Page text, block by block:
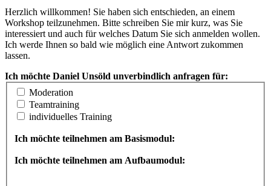
Herzlich willkommen! Sie haben sich entschieden, an einem
Workshop teilzunehmen. Bitte schreiben Sie mir kurz, was Sie
interessiert und auch für welches Datum Sie sich anmelden wollen.
Ich werde Ihnen so bald wie möglich eine Antwort zukommen
lassen.
Ich möchte Daniel Unsöld unverbindlich anfragen für:
Moderation
Teamtraining
individuelles Training
Ich möchte teilnehmen am Basismodul:
Ich möchte teilnehmen am Aufbaumodul: